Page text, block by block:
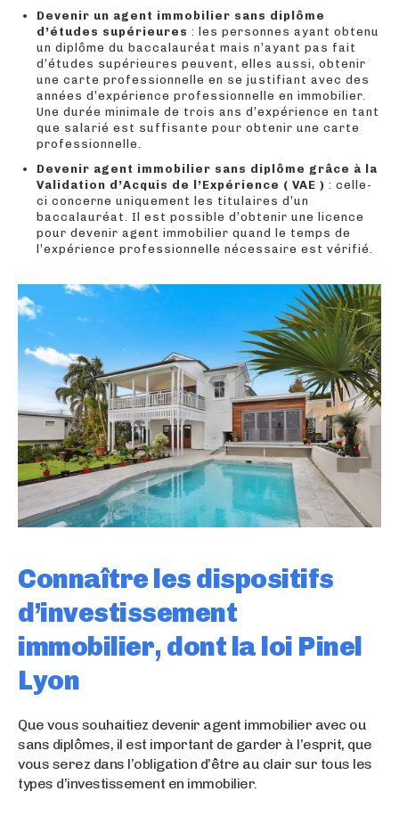
Devenir un agent immobilier sans diplôme
d’études supérieures : les personnes ayant obtenu
un diplôme du baccalauréat mais n’ayant pas fait
d’études supérieures peuvent, elles aussi, obtenir
une carte professionnelle en se justifiant avec des
années d’expérience professionnelle en immobilier.
Une durée minimale de trois ans d’expérience en tant
que salarié est suffisante pour obtenir une carte
professionnelle.
Devenir agent immobilier sans diplôme grâce à la
Validation d’Acquis de l’Expérience ( VAE ) : celle-
ci concerne uniquement les titulaires d’un
baccalauréat. Il est possible d’obtenir une licence
pour devenir agent immobilier quand le temps de
l’expérience professionnelle nécessaire est vérifié.
Connaître les dispositifs
d’investissement
immobilier, dont la loi Pinel
Lyon
Que vous souhaitiez devenir agent immobilier avec ou
sans diplômes, il est important de garder à l’esprit, que
vous serez dans l’obligation d’être au clair sur tous les
types d’investissement en immobilier.